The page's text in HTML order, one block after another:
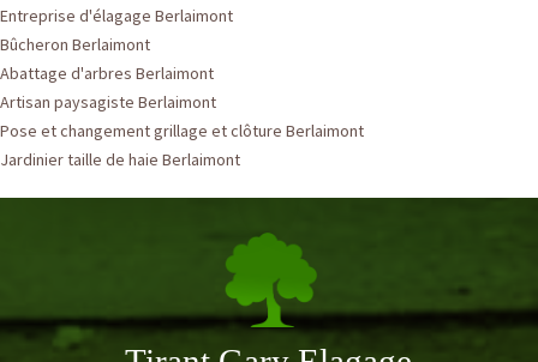
Entreprise d'élagage Berlaimont
Bûcheron Berlaimont
Abattage d'arbres Berlaimont
Artisan paysagiste Berlaimont
Pose et changement grillage et clôture Berlaimont
Jardinier taille de haie Berlaimont